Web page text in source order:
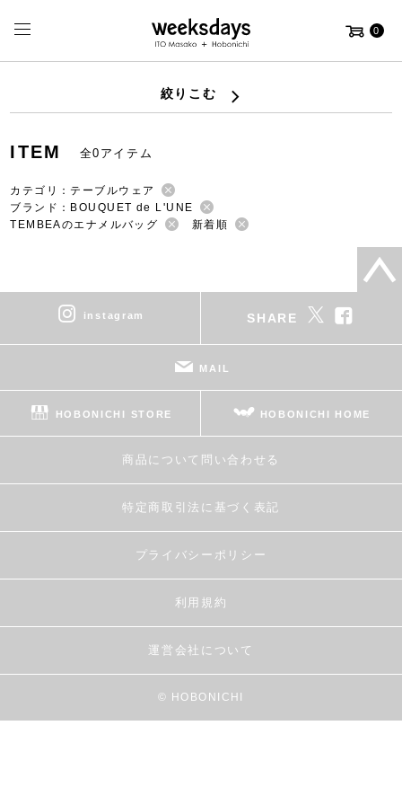
0
絞りこむ
ITEM 全0アイテム
カテゴリ：テーブルウェア
ブランド：BOUQUET de L'UNE
TEMBEAのエナメルバッグ
新着順
instagram SHARE
MAIL
HOBONICHI STORE HOBONICHI HOME
商品について問い合わせる
特定商取引法に基づく表記
プライバシーポリシー
利用規約
運営会社について
© HOBONICHI